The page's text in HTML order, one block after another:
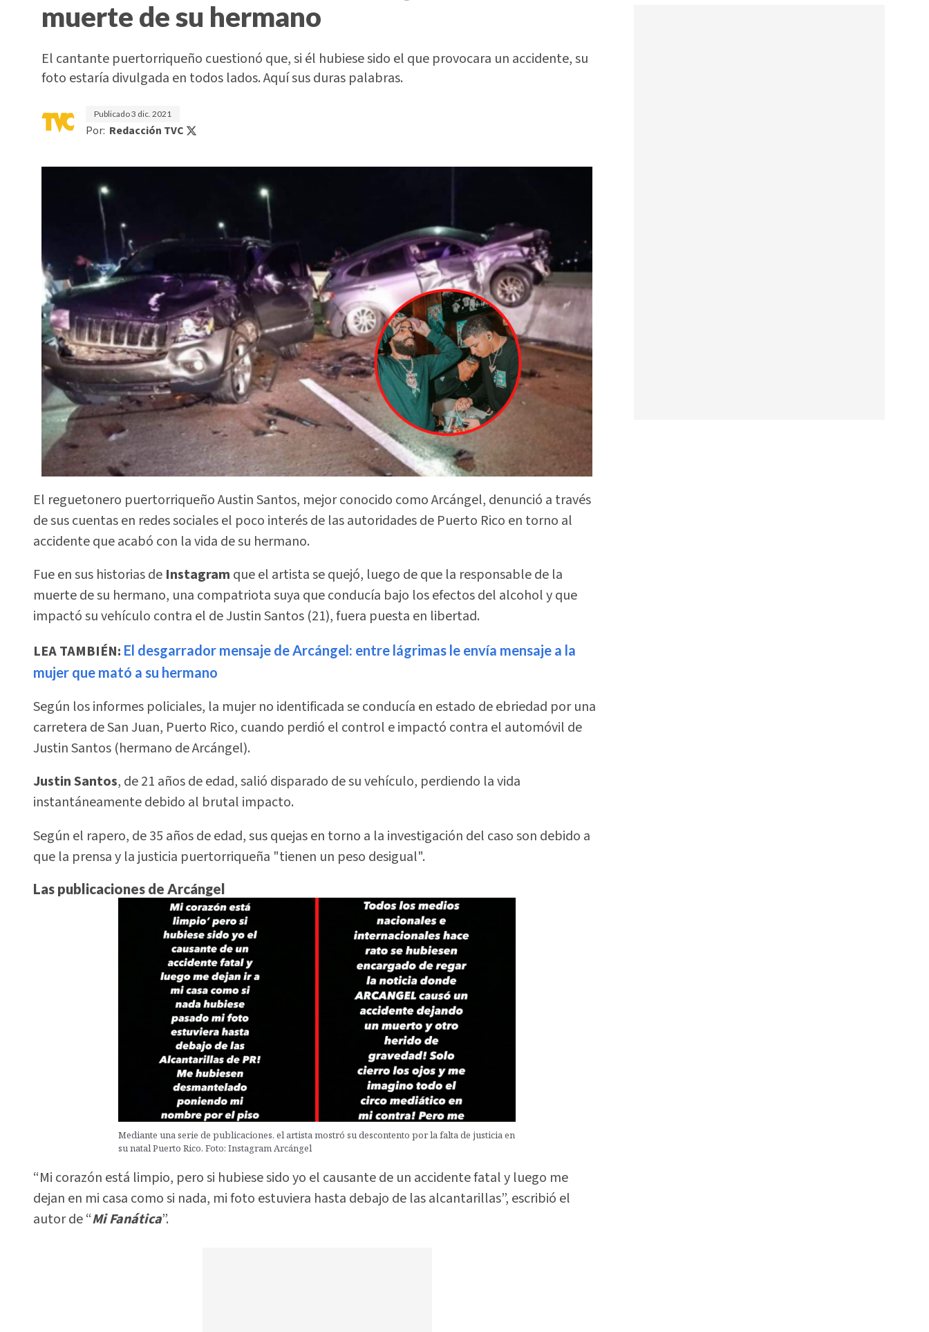
muerte de su hermano
El cantante puertorriqueño cuestionó que, si él hubiese sido el que provocara un accidente, su
foto estaría divulgada en todos lados. Aquí sus duras palabras.
Publicado3 dic. 2021
Por: Redacción TVC
El reguetonero puertorriqueño Austin Santos, mejor conocido como Arcángel, denunció a través
de sus cuentas en redes sociales el poco interés de las autoridades de Puerto Rico en torno al
accidente que acabó con la vida de su hermano.
Fue en sus historias de Instagram que el artista se quejó, luego de que la responsable de la
muerte de su hermano, una compatriota suya que conducía bajo los efectos del alcohol y que
impactó su vehículo contra el de Justin Santos (21), fuera puesta en libertad.
LEA TAMBIÉN: El desgarrador mensaje de Arcángel: entre lágrimas le envía mensaje a la
mujer que mató a su hermano
Según los informes policiales, la mujer no identificada se conducía en estado de ebriedad por una
carretera de San Juan, Puerto Rico, cuando perdió el control e impactó contra el automóvil de
Justin Santos (hermano de Arcángel).
Justin Santos, de 21 años de edad, salió disparado de su vehículo, perdiendo la vida
instantáneamente debido al brutal impacto.
Según el rapero, de 35 años de edad, sus quejas en torno a la investigación del caso son debido a
que la prensa y la justicia puertorriqueña "tienen un peso desigual".
Las publicaciones de Arcángel
Mediante una serie de publicaciones, el artista mostró su descontento por la falta de justicia en
su natal Puerto Rico. Foto: Instagram Arcángel
“Mi corazón está limpio, pero si hubiese sido yo el causante de un accidente fatal y luego me
dejan en mi casa como si nada, mi foto estuviera hasta debajo de las alcantarillas”, escribió el
autor de “Mi Fanática”.